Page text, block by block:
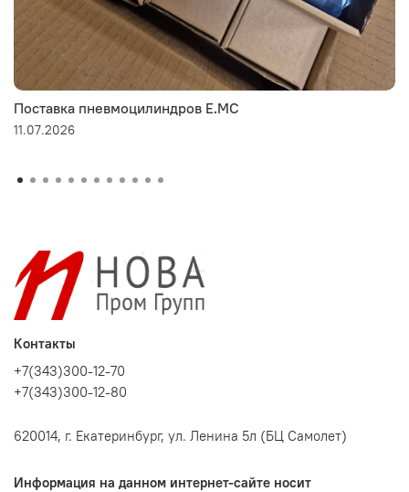
Поставка пневмоцилиндров E.MC
11.07.2026
Контакты
+7(343)300-12-70
+7(343)300-12-80
620014, г. Екатеринбург, ул. Ленина 5л (БЦ Самолет)
Информация на данном интернет-сайте носит